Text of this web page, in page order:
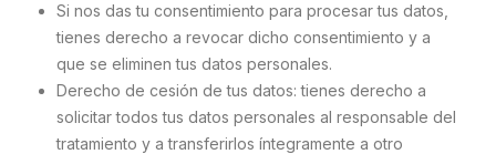
Si nos das tu consentimiento para procesar tus datos,
tienes derecho a revocar dicho consentimiento y a
que se eliminen tus datos personales.
Derecho de cesión de tus datos: tienes derecho a
solicitar todos tus datos personales al responsable del
tratamiento y a transferirlos íntegramente a otro